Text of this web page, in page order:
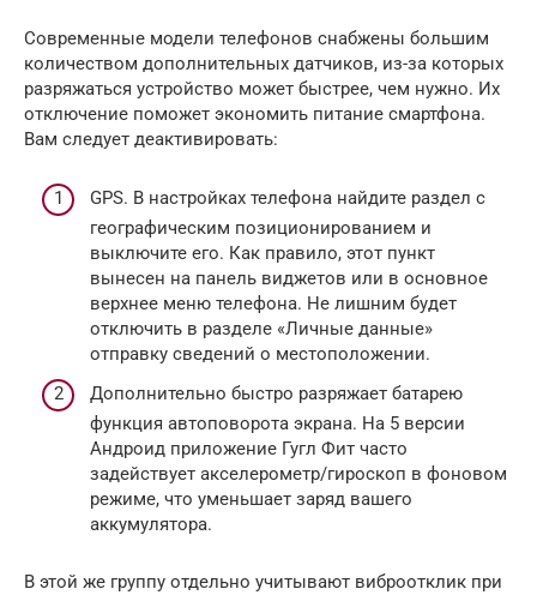
Современные модели телефонов снабжены большим
количеством дополнительных датчиков, из-за которых
разряжаться устройство может быстрее, чем нужно. Их
отключение поможет экономить питание смартфона.
Вам следует деактивировать:
GPS. В настройках телефона найдите раздел с
географическим позиционированием и
выключите его. Как правило, этот пункт
вынесен на панель виджетов или в основное
верхнее меню телефона. Не лишним будет
отключить в разделе «Личные данные»
отправку сведений о местоположении.
Дополнительно быстро разряжает батарею
функция автоповорота экрана. На 5 версии
Андроид приложение Гугл Фит часто
задействует акселерометр/гироскоп в фоновом
режиме, что уменьшает заряд вашего
аккумулятора.
В этой же группу отдельно учитывают виброотклик при